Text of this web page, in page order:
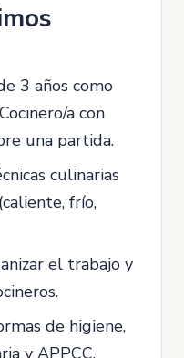
3 años como
a con
una partida.
culinarias
frío,
el trabajo y
de higiene,
y APPCC.